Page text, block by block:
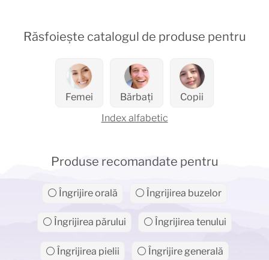
Răsfoiește catalogul de produse pentru
Femei Bărbați
Copii
Index alfabetic
Produse recomandate pentru
⚪ Îngrijire orală ⚪ Îngrijirea buzelor
⚪ Îngrijirea părului ⚪ Îngrijirea tenului
⚪ Îngrijirea pielii ⚪ Îngrijire generală